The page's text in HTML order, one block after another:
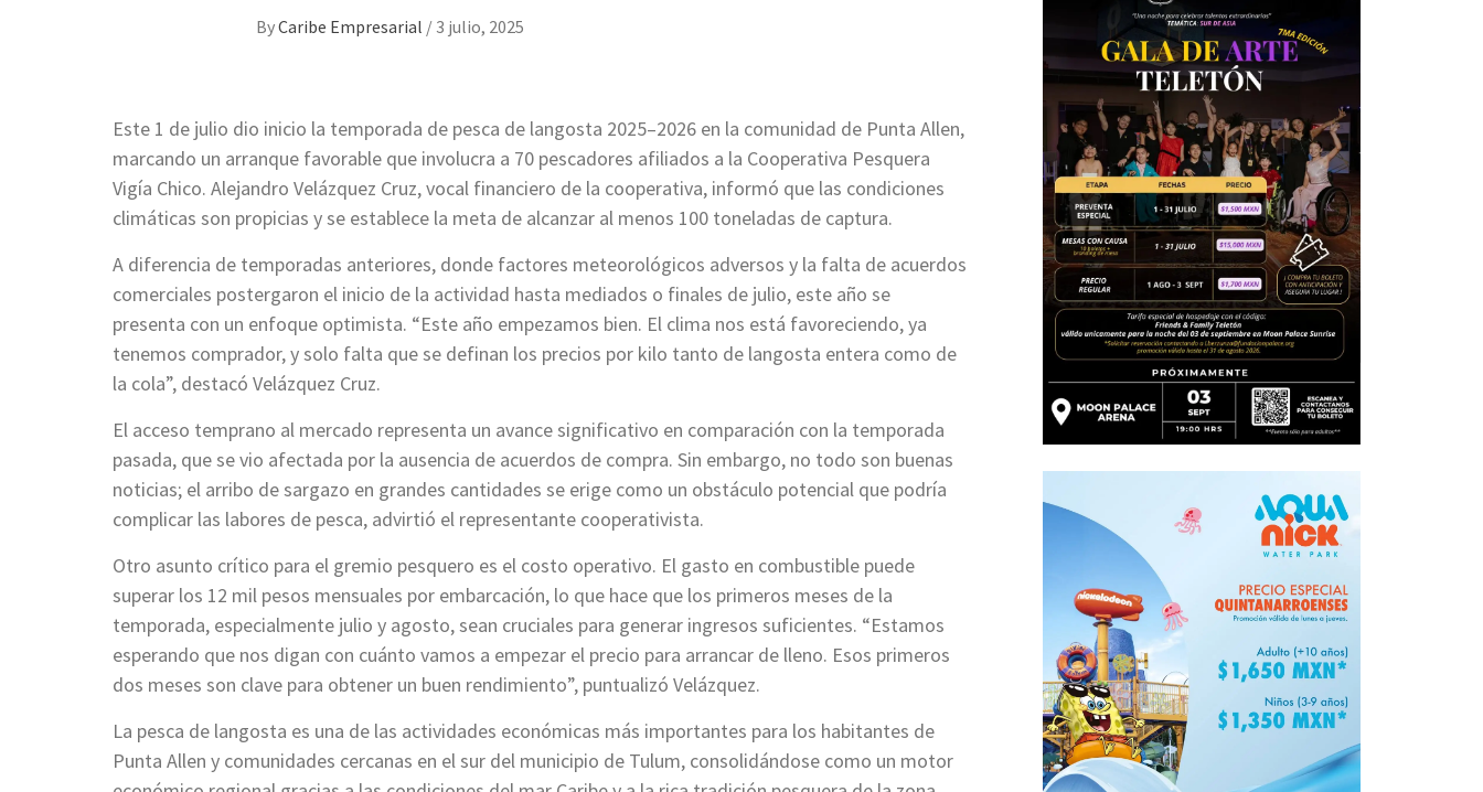
ByCaribe Empresarial / 3 julio, 2025
Este 1 de julio dio inicio la temporada de pesca de langosta 2025–2026 en la comunidad de Punta Allen,
marcando un arranque favorable que involucra a 70 pescadores afiliados a la Cooperativa Pesquera
Vigía Chico. Alejandro Velázquez Cruz, vocal financiero de la cooperativa, informó que las condiciones
climáticas son propicias y se establece la meta de alcanzar al menos 100 toneladas de captura.
A diferencia de temporadas anteriores, donde factores meteorológicos adversos y la falta de acuerdos
comerciales postergaron el inicio de la actividad hasta mediados o finales de julio, este año se
presenta con un enfoque optimista. “Este año empezamos bien. El clima nos está favoreciendo, ya
tenemos comprador, y solo falta que se definan los precios por kilo tanto de langosta entera como de
la cola”, destacó Velázquez Cruz.
El acceso temprano al mercado representa un avance significativo en comparación con la temporada
pasada, que se vio afectada por la ausencia de acuerdos de compra. Sin embargo, no todo son buenas
noticias; el arribo de sargazo en grandes cantidades se erige como un obstáculo potencial que podría
complicar las labores de pesca, advirtió el representante cooperativista.
Otro asunto crítico para el gremio pesquero es el costo operativo. El gasto en combustible puede
superar los 12 mil pesos mensuales por embarcación, lo que hace que los primeros meses de la
temporada, especialmente julio y agosto, sean cruciales para generar ingresos suficientes. “Estamos
esperando que nos digan con cuánto vamos a empezar el precio para arrancar de lleno. Esos primeros
dos meses son clave para obtener un buen rendimiento”, puntualizó Velázquez.
La pesca de langosta es una de las actividades económicas más importantes para los habitantes de
Punta Allen y comunidades cercanas en el sur del municipio de Tulum, consolidándose como un motor